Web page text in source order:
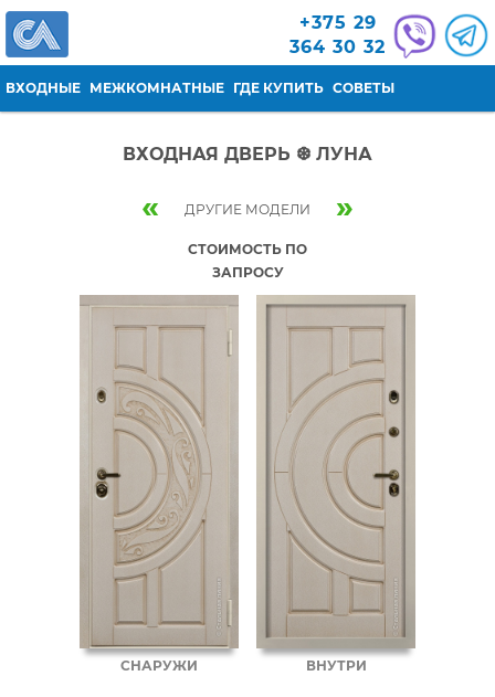
Перейти к основному содержанию+375 29
364 30 32
ВХОДНЫЕ МЕЖКОМНАТНЫЕ ГДЕ КУПИТЬ СОВЕТЫ
ВХОДНАЯ ДВЕРЬ ❆ ЛУНА
« ДРУГИЕ МОДЕЛИ »
СТОИМОСТЬ ПО
ЗАПРОСУ
СНАРУЖИ ВНУТРИ